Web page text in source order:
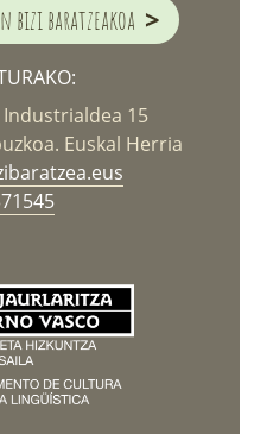
bizi baratzeakoa >
15
Euskal Herria